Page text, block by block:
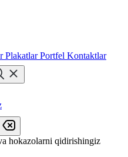
PlakatlarPortfel Kontaktlar
hokazolarni qidirishingiz